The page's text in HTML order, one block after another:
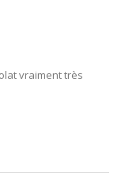
vraiment très